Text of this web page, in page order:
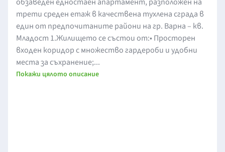
трети среден етаж в качествена тухлена сграда в
един от предпочитаните райони на гр. Варна – кв.
Младост 1.Жилището се състои от:• Просторен
входен коридор с множество гардероби и удобни
места за съхранение;...
Покажи цялото описание